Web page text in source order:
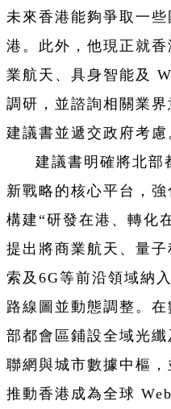
未來香港能夠爭取一
港。此外，他現正就
業航天、具身智能及
調研，並諮詢相關業
建議書並遞交政府考慮
建議書明確將北部
新戰略的核心平台，
構建“研發在港、轉化
提出將商業航天、量
索及6G等前沿領域納
路線圖並動態調整。
部都會區鋪設全域光
聯網與城市數據中樞
推動香港成為全球